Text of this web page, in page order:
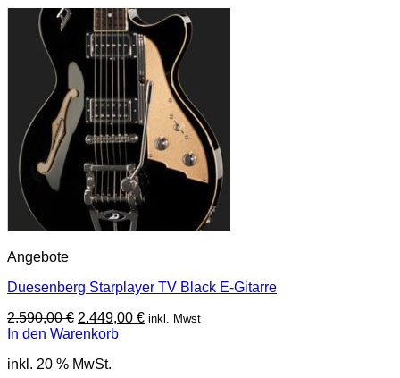
Angebote
Duesenberg Starplayer TV Black E-Gitarre
2.590,00€ Ursprünglicher
Preis
2.590,00 €
2.449,00 €Aktueller
inkl. Mwst
In den Warenkorb
inkl. 20 % MwSt.